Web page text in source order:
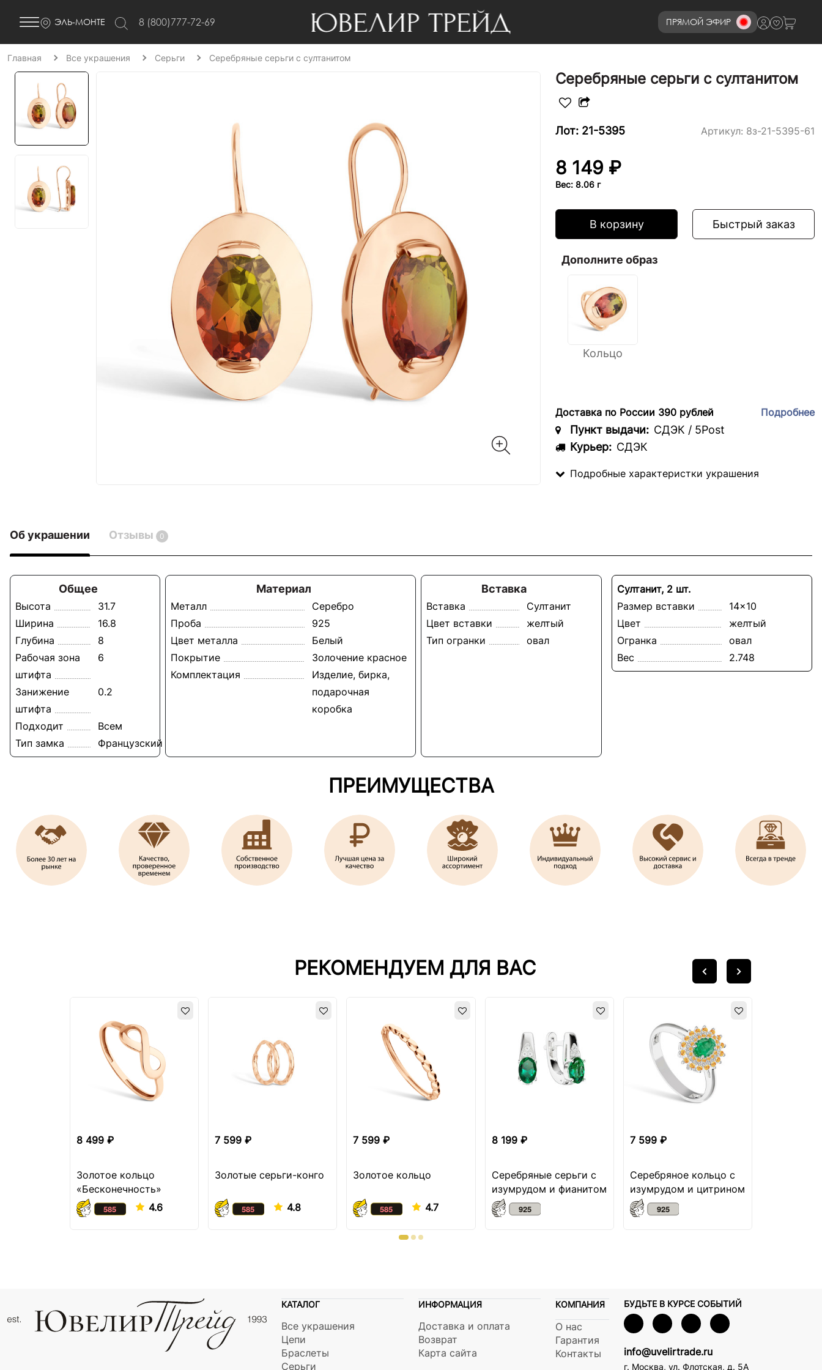
ЭЛЬ-МОНТЕ 8 (800)777-72-69 ПРЯМОЙ ЭФИР8 (800)777-72-69
Главная Все украшения Серьги Серебряные серьги с султанитом
Серебряные серьги с султанитом
Лот: 21-5395 Артикул: 8з-21-5395-61
8 149 ₽
Вес: 8.06 г
В корзину Быстрый заказ
Дополните образ
Кольцо
Доставка по России 390 рублей Подробнее
Пункт выдачи: СДЭК / 5Post
Курьер: СДЭК
Подробные характеристки украшения
Об украшении Отзывы 0
Общее
Высота
31.7
Ширина
16.8
Глубина
8
Рабочая зона
штифта
6
Занижение
штифта
0.2
Подходит
Всем
Тип замка
Французский
Материал
Металл
Серебро
Проба
925
Цвет металла
Белый
Покрытие
Золочение красное
Комплектация
Изделие, бирка,
подарочная
коробка
Вставка
Вставка
Султанит
Цвет вставки
желтый
Тип огранки
овал
Султанит, 2 шт.
Размер вставки
14x10
Цвет
желтый
Огранка
овал
Вес
2.748
ПРЕИМУЩЕСТВА
РЕКОМЕНДУЕМ ДЛЯ ВАС
8 499 ₽
Золотое кольцо
«Бесконечность»
4.6
7 599 ₽
Золотые серьги-конго
4.8
7 599 ₽
Золотое кольцо
4.7
8 199 ₽
Серебряные серьги с
изумрудом и фианитом
7 599 ₽
Серебряное кольцо с
изумрудом и цитрином
КАТАЛОГ
Все украшения
Цепи
Браслеты
Серьги
ИНФОРМАЦИЯ
Доставка и оплата
Возврат
Карта сайта
КОМПАНИЯ
О нас
Гарантия
Контакты
БУДЬТЕ В КУРСЕ СОБЫТИЙ
info@uvelirtrade.ru
г. Москва, ул. Флотская, д. 5А